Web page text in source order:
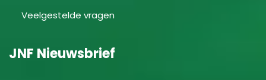
Veelgestelde vragen
JNF Nieuwsbrief